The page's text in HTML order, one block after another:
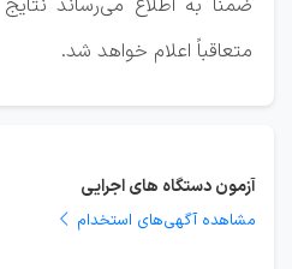
ضمناً به اطلاع می‌رساند
متعاقباً اعلام خواهد شد.
آزمون دستگاه های اجرایی
مشاهده آگهی‌های استخدام